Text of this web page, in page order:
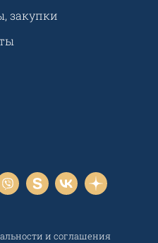
закупки
и соглашения